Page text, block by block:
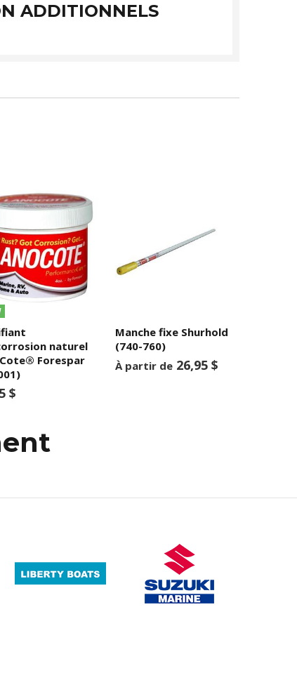
ADDITIONNELS
naturel
Forespar
$
Manche fixe Shurhold
(740-760)
À partir de 26,95 $